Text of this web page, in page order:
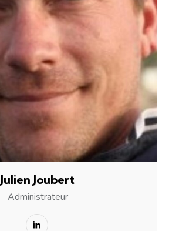
Julien Joubert
Administrateur